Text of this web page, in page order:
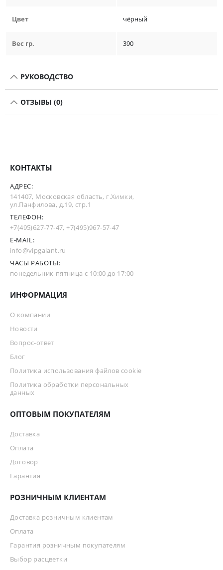
Цвет чёрный
Вес гр. 390
РУКОВОДСТВО
ОТЗЫВЫ (0)
КОНТАКТЫ
АДРЕС:
141407, Московская область, г.Химки,
ул.Панфилова, д.19, стр.1
ТЕЛЕФОН:
+7(495)627-77-47,+7(495)967-57-47
E-MAIL:
info@vipgalant.ru
ЧАСЫ РАБОТЫ:
понедельник-пятница с 10:00 до 17:00
ИНФОРМАЦИЯ
О компании
Новости
Вопрос-ответ
Блог
Политика использования файлов cookie
Политика обработки персональных
данных
ОПТОВЫМ ПОКУПАТЕЛЯМ
Доставка
Оплата
Договор
Гарантия
РОЗНИЧНЫМ КЛИЕНТАМ
Доставка розничным клиентам
Оплата
Гарантия розничным покупателям
Выбор расцветки